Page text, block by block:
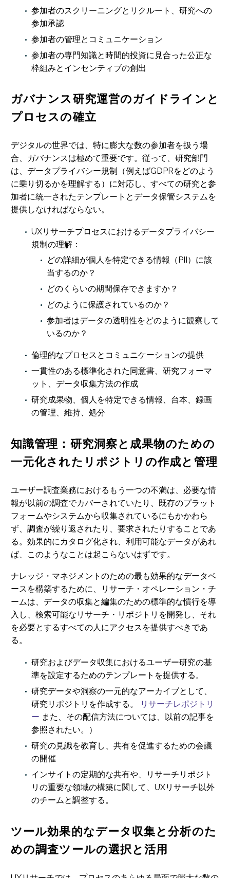
参加者のスクリーニングとリクルート、研究への
参加承認
参加者の管理とコミュニケーション
参加者の専門知識と時間的投資に見合った公正な
枠組みとインセンティブの創出
ガバナンス研究運営のガイドラインと
プロセスの確立
デジタルの世界では、特に膨大な数の参加者を扱う場
合、ガバナンスは極めて重要です。従って、研究部門
は、データプライバシー規制（例えばGDPRをどのよう
に乗り切るかを理解する）に対応し、すべての研究と参
加者に統一されたテンプレートとデータ保管システムを
提供しなければならない。
UXリサーチプロセスにおけるデータプライバシー
規制の理解：
どの詳細が個人を特定できる情報（PII）に該
当するのか？
どのくらいの期間保存できますか？
どのように保護されているのか？
参加者はデータの透明性をどのように観察して
いるのか？
倫理的なプロセスとコミュニケーションの提供
一貫性のある標準化された同意書、研究フォーマ
ット、データ収集方法の作成
研究成果物、個人を特定できる情報、台本、録画
の管理、維持、処分
知識管理：研究洞察と成果物のための
一元化されたリポジトリの作成と管理
ユーザー調査業務におけるもう一つの不満は、必要な情
報が以前の調査でカバーされていたり、既存のプラット
フォームやシステムから収集されているにもかかわら
ず、調査が繰り返されたり、要求されたりすることであ
る。効果的にカタログ化され、利用可能なデータがあれ
ば、このようなことは起こらないはずです。
ナレッジ・マネジメントのための最も効果的なデータベ
ースを構築するために、リサーチ・オペレーション・チ
ームは、データの収集と編集のための標準的な慣行を導
入し、検索可能なリサーチ・リポジトリを開発し、それ
を必要とするすべての人にアクセスを提供すべきであ
る。
研究およびデータ収集におけるユーザー研究の基
準を設定するためのテンプレートを提供する。
研究データや洞察の一元的なアーカイブとして、
研究リポジトリを作成する。
リサーチレポジトリ
ー また、その配信方法については、以前の記事を
参照されたい。）
研究の見識を教育し、共有を促進するための会議
の開催
インサイトの定期的な共有や、リサーチリポジト
リの重要な領域の構築に関して、UXリサーチ以外
のチームと調整する。
ツール効果的なデータ収集と分析のた
めの調査ツールの選択と活用